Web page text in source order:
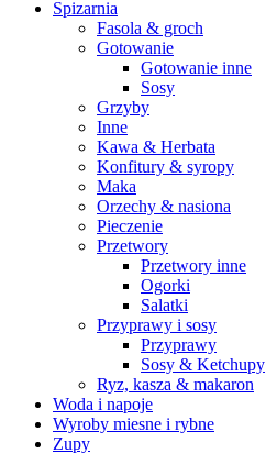
Spizarnia
Fasola & groch
Gotowanie
Gotowanie inne
Sosy
Grzyby
Inne
Kawa & Herbata
Konfitury & syropy
Maka
Orzechy & nasiona
Pieczenie
Przetwory
Przetwory inne
Ogorki
Salatki
Przyprawy i sosy
Przyprawy
Sosy & Ketchupy
Ryz, kasza & makaron
Woda i napoje
Wyroby miesne i rybne
Zupy